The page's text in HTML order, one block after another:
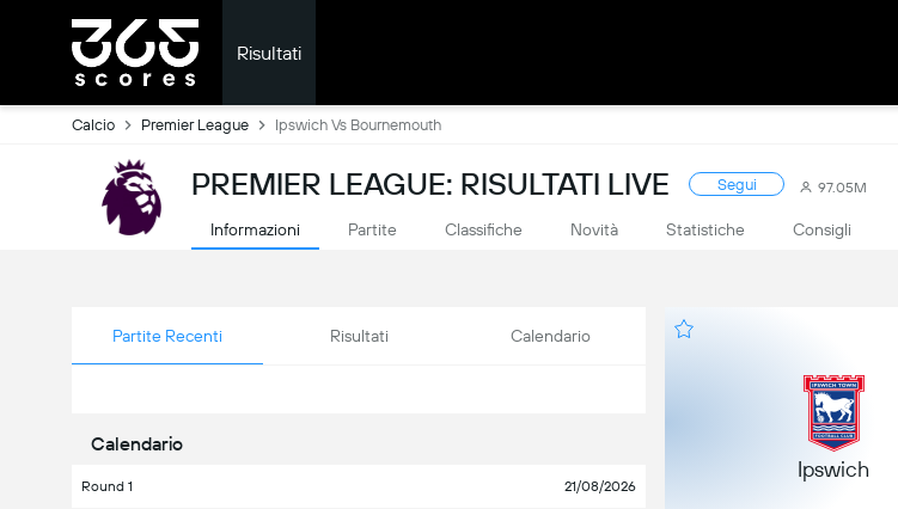
Risultati
Calcio Premier League Ipswich Vs Bournemouth
PREMIER LEAGUE: RISULTATI LIVE Segui 97.05M
Informazioni Partite Classifiche Novità Statistiche Consigli
Partite Recenti Risultati Calendario
Calendario
Round 1 21/08/2026
Ipswich